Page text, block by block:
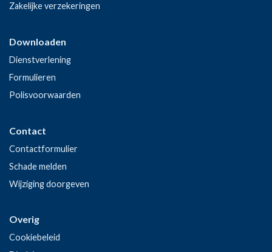
Zakelijke verzekeringen
Downloaden
Dienstverlening
Formulieren
Polisvoorwaarden
Contact
Contactformulier
Schade melden
Wijziging doorgeven
Overig
Cookiebeleid